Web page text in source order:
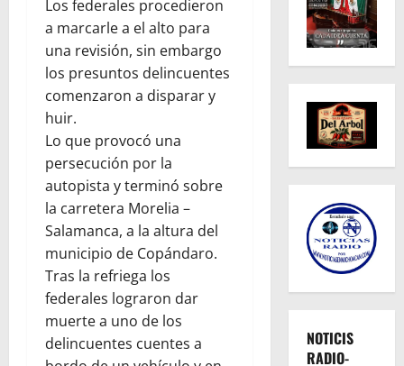
Los federales procedieron
a marcarle a el alto para
una revisión, sin embargo
los presuntos delincuentes
comenzaron a disparar y
huir.
Lo que provocó una
persecución por la
autopista y terminó sobre
la carretera Morelia –
Salamanca, a la altura del
municipio de Copándaro.
Tras la refriega los
federales lograron dar
muerte a uno de los
delincuentes cuentes a
NOTICIS
RADIO-